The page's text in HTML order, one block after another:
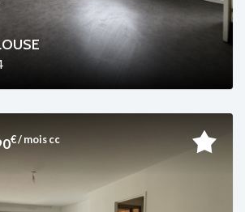
€ / mois cc